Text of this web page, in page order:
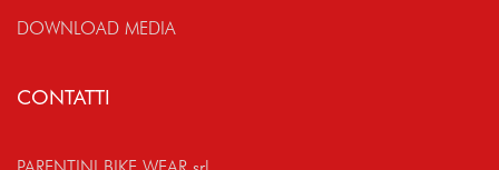
DOWNLOAD MEDIA
CONTATTI